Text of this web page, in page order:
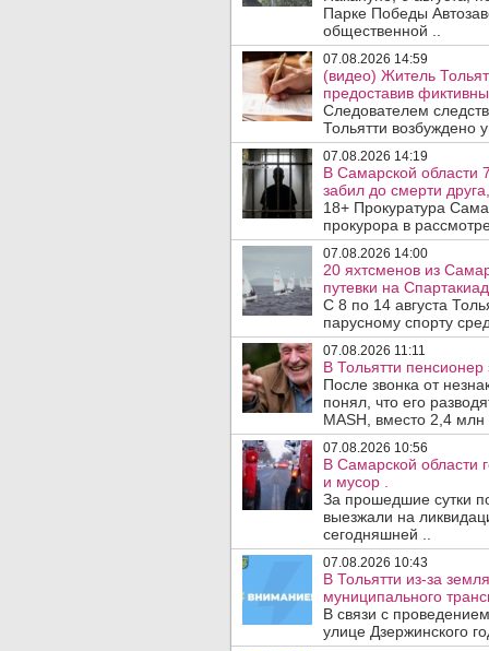
Парке Победы
общественной ..
07.08.2026 14:59
(видео) Житель
предоставив
Следователем
Тольятти возбуждено
07.08.2026 14:19
В Самарской области
забил до смерти
18+ Прокуратура
прокурора в
07.08.2026 14:00
20 яхтсменов из
путевки на
С 8 по 14 августа
парусному спорту
07.08.2026 11:11
В Тольятти
После звонка от
понял, что его
MASH, вместо 2,4 млн
07.08.2026 10:56
В Самарской области
и мусор .
За прошедшие сутки
выезжали на
сегодняшней ..
07.08.2026 10:43
В Тольятти из-за
муниципального
В связи с
улице Дзержинского